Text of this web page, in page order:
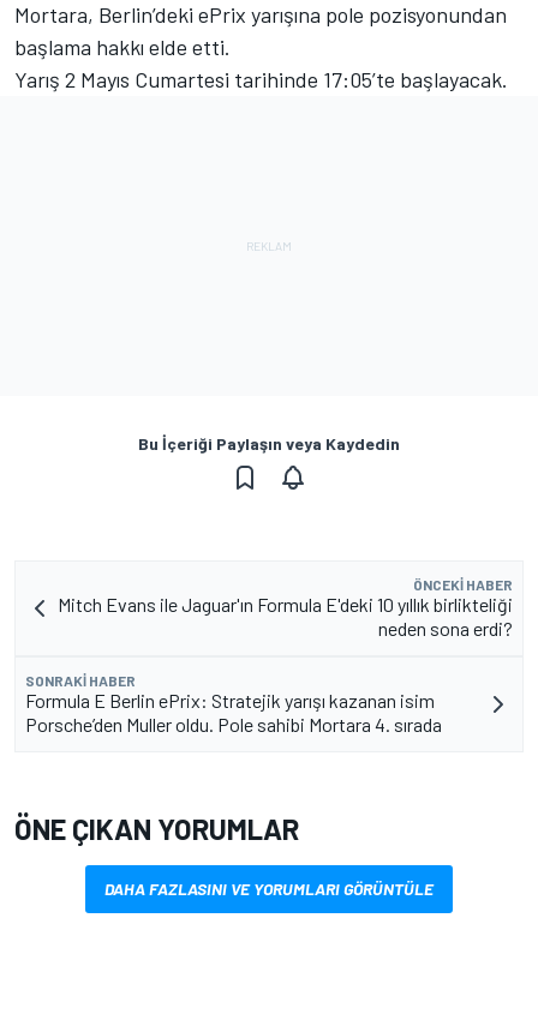
Mortara, Berlin’deki ePrix yarışına pole pozisyonundan
başlama hakkı elde etti.
Yarış 2 Mayıs Cumartesi tarihinde 17:05’te başlayacak.
Bu İçeriği Paylaşın veya Kaydedin
ÖNCEKI HABER
Mitch Evans ile Jaguar'ın Formula E'deki 10 yıllık birlikteliği
neden sona erdi?
SONRAKI HABER
Formula E Berlin ePrix: Stratejik yarışı kazanan isim
Porsche’den Muller oldu. Pole sahibi Mortara 4. sırada
ÖNE ÇIKAN YORUMLAR
DAHA FAZLASINI VE YORUMLARI GÖRÜNTÜLE